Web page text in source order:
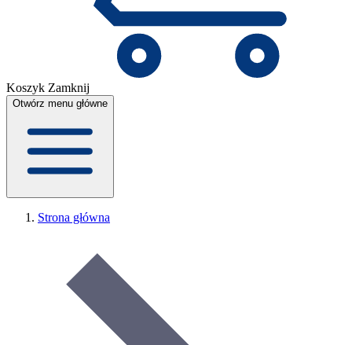
Koszyk Zamknij
Otwórz menu główne
Strona główna